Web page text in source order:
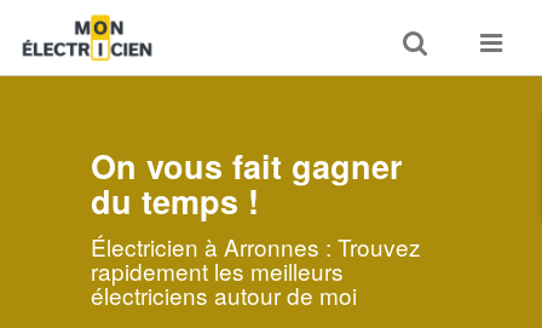
Toggle
search
Toggle
On vous fait gagner
du temps !
Électricien à Arronnes : Trouvez
rapidement les meilleurs
électriciens autour de moi